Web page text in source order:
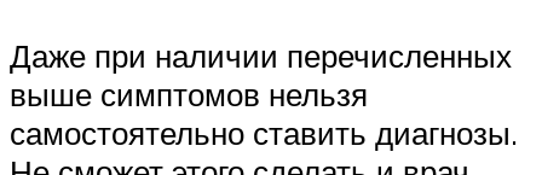
Даже при наличии перечисленных
выше симптомов нельзя
самостоятельно ставить диагнозы.